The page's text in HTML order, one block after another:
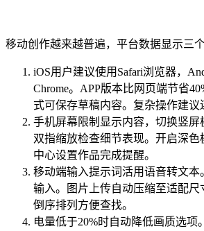
移动创作越来越普遍，平台数据显示三
iOS用户建议使用Safari浏览器，
Chrome。APP版本比网页端节省
式可保存草稿内容。复杂操作建议
手机屏幕限制显示内容，切换竖屏
双指缩放检查细节表现。开启深色
中心设置作品完成提醒。
移动端输入提示词活用语音转文本
输入。图片上传自动压缩至适配尺
倒序排列方便查找。
电量低于20%时自动降低画质选项